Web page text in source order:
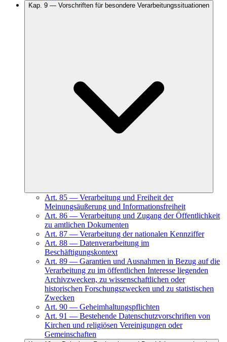
Kap. 9 — Vorschriften für besondere Verarbeitungssituationen
Art. 85 — Verarbeitung und Freiheit der
Meinungsäußerung und Informationsfreiheit
Art. 86 — Verarbeitung und Zugang der Öffentlichkeit
zu amtlichen Dokumenten
Art. 87 — Verarbeitung der nationalen Kennziffer
Art. 88 — Datenverarbeitung im
Beschäftigungskontext
Art. 89 — Garantien und Ausnahmen in Bezug auf die
Verarbeitung zu im öffentlichen Interesse liegenden
Archivzwecken, zu wissenschaftlichen oder
historischen Forschungszwecken und zu statistischen
Zwecken
Art. 90 — Geheimhaltungspflichten
Art. 91 — Bestehende Datenschutzvorschriften von
Kirchen und religiösen Vereinigungen oder
Gemeinschaften